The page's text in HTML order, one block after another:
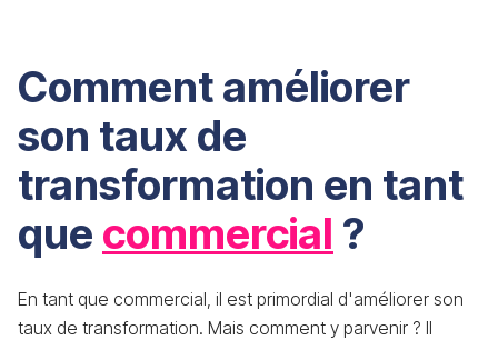
Comment améliorer
son taux de
transformation en tant
que commercial ?
En tant que commercial, il est primordial d'améliorer son
taux de transformation. Mais comment y parvenir ? Il